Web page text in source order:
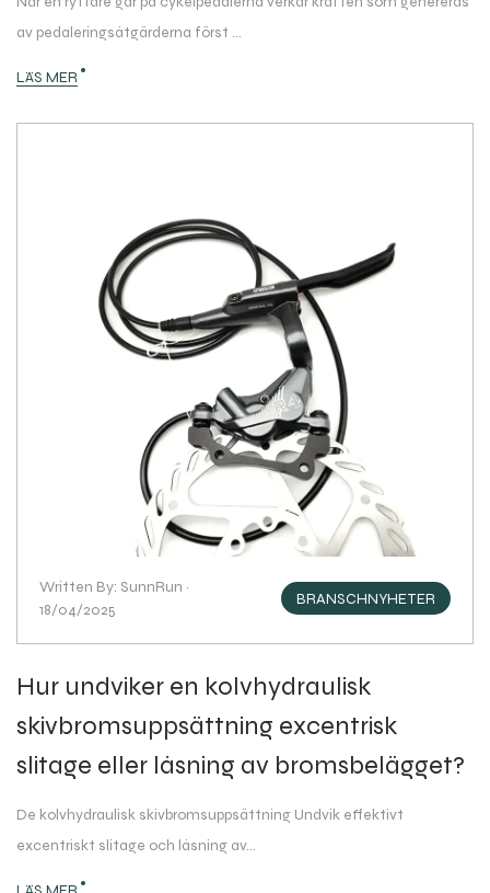
av pedaleringsåtgärderna först ...
LÄS MER
Written By: SunnRun ·
18/04/2025
BRANSCHNYHETER
Hur undviker en kolvhydraulisk
skivbromsuppsättning excentrisk
slitage eller låsning av bromsbelägget?
De kolvhydraulisk skivbromsuppsättning Undvik effektivt
excentriskt slitage och låsning av...